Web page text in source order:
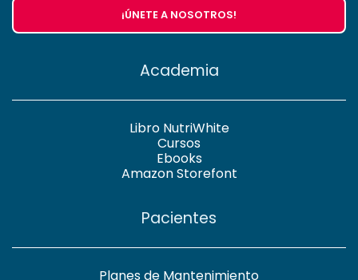
¡ÚNETE A NOSOTROS!
Academia
Libro NutriWhite
Cursos
Ebooks
Amazon Storefont
Pacientes
Planes de Mantenimiento